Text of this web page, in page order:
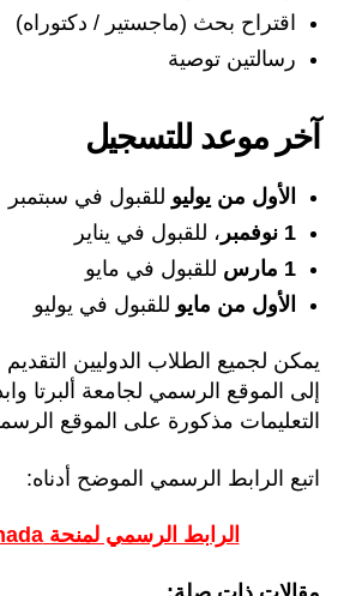
اقتراح بحث (ماجستير / دكتوراه)
رسالتين توصية
آخر موعد للتسجيل
الأول من يوليو للقبول في سبتمبر
1 نوفمبر
، للقبول في يناير
1 مارس
للقبول في مايو
الأول من مايو للقبول في يوليو
يمكن لجميع الطلاب الدوليين التقديم
إلى الموقع الرسمي لجامعة ألبرتا
التعليمات مذكورة على الموقع
اتبع الرابط الرسمي الموضح أدناه:
الرابط الرسمي لمنحة UOA Canada